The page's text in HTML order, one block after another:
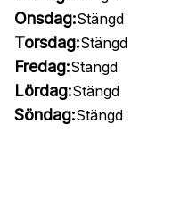
Onsdag:Stängd
Torsdag:Stängd
Fredag:Stängd
Lördag:Stängd
Söndag:Stängd